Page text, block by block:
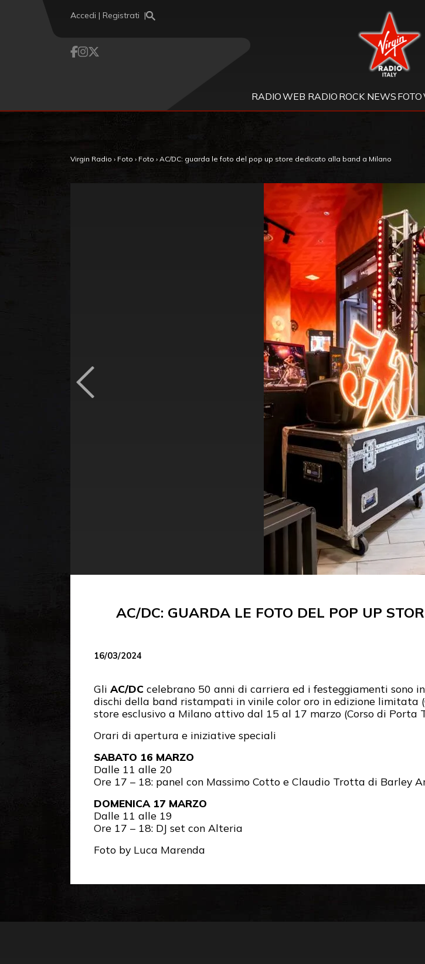
Accedi | Registrati Virgin
RADIOWEB RADIO ROCK NEWS FOTO
Virgin Radio › Foto › Foto › AC/DC: guarda le foto del pop up store dedicato alla band a Milano
AC/DC: GUARDA LE FOTO DEL POP UP
16/03/2024
Gli AC/DC celebrano 50 anni di carriera ed i festeggiamenti sono
dischi della band ristampati in vinile color oro in edizione limitata
store esclusivo a Milano attivo dal 15 al 17 marzo (Corso di Porta
Orari di apertura e iniziative speciali
SABATO 16 MARZO
Dalle 11 alle 20
Ore 17 – 18: panel con Massimo Cotto e Claudio Trotta di Barley
DOMENICA 17 MARZO
Dalle 11 alle 19
Ore 17 – 18: DJ set con Alteria
Foto by Luca Marenda